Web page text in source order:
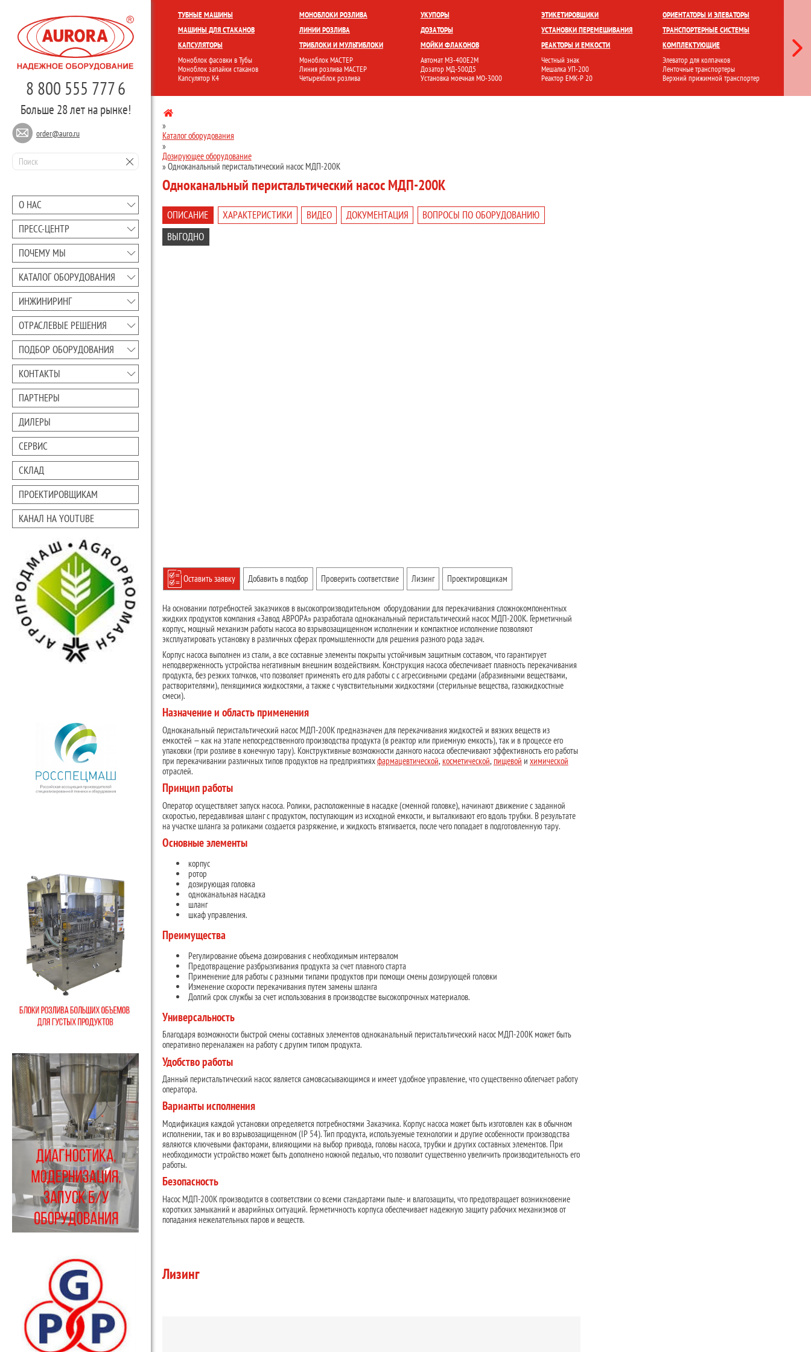
8 800 555 777 6
Больше 28 лет на рынке!
order@auro.ru
О НАС
ПРЕCC-ЦЕНТР
ПОЧЕМУ МЫ
КАТАЛОГ ОБОРУДОВАНИЯ
ИНЖИНИРИНГ
ОТРАСЛЕВЫЕ РЕШЕНИЯ
ПОДБОР ОБОРУДОВАНИЯ
КОНТАКТЫ
ПАРТНЕРЫ
ДИЛЕРЫ
СЕРВИС
СКЛАД
ПРОЕКТИРОВЩИКАМ
КАНАЛ НА YOUTUBE
ТУБНЫЕ МАШИНЫ
МАШИНЫ ДЛЯ СТАКАНОВ
КАПСУЛЯТОРЫ
Моноблок фасовки в Тубы
Моноблок запайки стаканов
Капсулятор К4
МОНОБЛОКИ РОЗЛИВА
ЛИНИИ РОЗЛИВА
ТРИБЛОКИ И МУЛЬТИБЛОКИ
Моноблок МАСТЕР
Линия розлива МАСТЕР
Четырехблок розлива
УКУПОРЫ
ДОЗАТОРЫ
МОЙКИ ФЛАКОНОВ
Автомат МЗ-400Е2М
Дозатор МД-500Д5
Установка моечная МО-3000
ЭТИКЕТИРОВЩИКИ
УСТАНОВКИ ПЕРЕМЕШИВАНИЯ
РЕАКТОРЫ И ЕМКОСТИ
Честный знак
Мешалка УП-200
Реактор ЕМК-Р 20
ОРИЕНТАТОРЫ И ЭЛЕВАТОРЫ
ТРАНСПОРТЕРНЫЕ СИСТЕМЫ
КОМПЛЕКТУЮЩИЕ
Элеватор для колпачков
Ленточные транспортеры
Верхний прижимной транспортер
КОМПЛЕКСНЫЕ ЛИНИИ УКУПОРКА РОЗЛИВ И ФАСОВКА МОЙКА ТАРЫ НАКЛЕЙКА ЭТИКЕТКИ ПРИГОТОВЛЕНИЕ И ХРАНЕНИЕ ПЕРЕМЕШИВАНИЕ
»
Каталог оборудования
»
Дозирующее оборудование
»Одноканальный перистальтический насос МДП-200К
Одноканальный перистальтический насос МДП-200К
ОПИСАНИЕ ХАРАКТЕРИСТИКИ ВИДЕО ДОКУМЕНТАЦИЯ
ВОПРОСЫ ПО ОБОРУДОВАНИЮ
ВЫГОДНО
Оставить заявку Добавить в подбор Проверить соответствие Лизинг Проектировщикам
На основании потребностей заказчиков в высокопроизводительном оборудовании для перекачивания сложнокомпонентных
жидких продуктов компания «Завод АВРОРА» разработала одноканальный перистальтический насос МДП-200К. Герметичный
корпус, мощный механизм работы насоса во взрывозащищенном исполнении и компактное исполнение позволяют
эксплуатировать установку в различных сферах промышленности для решения разного рода задач.
Корпус насоса выполнен из стали, а все составные элементы покрыты устойчивым защитным составом, что гарантирует
неподверженность устройства негативным внешним воздействиям. Конструкция насоса обеспечивает плавность перекачивания
продукта, без резких толчков, что позволяет применять его для работы с с агрессивными средами (абразивными веществами,
растворителями), пенящимися жидкостями, а также с чувствительными жидкостями (стерильные вещества, газожидкостные
смеси).
Назначение и область применения
Одноканальный перистальтический насос МДП-200К предназначен для перекачивания жидкостей и вязких веществ из
емкостей — как на этапе непосредственного производства продукта (в реактор или приемную емкость), так и в процессе его
упаковки (при розливе в конечную тару). Конструктивные возможности данного насоса обеспечивают эффективность его работы
при перекачивании различных типов продуктов на предприятияхфармацевтической, косметической, пищевой и химической
отраслей.
Принцип работы
Оператор осуществляет запуск насоса. Ролики, расположенные в насадке (сменной головке), начинают движение с заданной
скоростью, передавливая шланг с продуктом, поступающим из исходной емкости, и выталкивают его вдоль трубки. В результате
на участке шланга за роликами создается разряжение, и жидкость втягивается, после чего попадает в подготовленную тару.
Основные элементы
корпус
ротор
дозирующая головка
одноканальная насадка
шланг
шкаф управления.
Преимущества
Регулирование объема дозирования с необходимым интервалом
Предотвращение разбрызгивания продукта за счет плавного старта
Применение для работы с разными типами продуктов при помощи смены дозирующей головки
Изменение скорости перекачивания путем замены шланга
Долгий срок службы за счет использования в производстве высокопрочных материалов.
Универсальность
Благодаря возможности быстрой смены составных элементов одноканальный перистальтический насос МДП-200К может быть
оперативно переналажен на работу с другим типом продукта.
Удобство работы
Данный перистальтический насос является самовсасывающимся и имеет удобное управление, что существенно облегчает работу
оператора.
Варианты исполнения
Модификация каждой установки определяется потребностями Заказчика. Корпус насоса может быть изготовлен как в обычном
исполнении, так и во взрывозащищенном (IP 54). Тип продукта, используемые технологии и другие особенности производства
являются ключевыми факторами, влияющими на выбор привода, головы насоса, трубки и других составных элементов. При
необходимости устройство может быть дополнено ножной педалью, что позволит существенно увеличить производительность его
работы.
Безопасность
Насос МДП-200К производится в соответствии со всеми стандартами пыле- и влагозащиты, что предотвращает возникновение
коротких замыканий и аварийных ситуаций. Герметичность корпуса обеспечивает надежную защиту рабочих механизмов от
попадания нежелательных паров и веществ.
Лизинг